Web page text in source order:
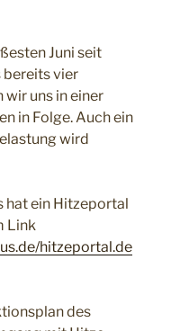
Juni seit
bereits vier
uns in einer
in Folge. Auch ein
wird
hat ein Hitzeportal
Link
hitzeportal.de
des